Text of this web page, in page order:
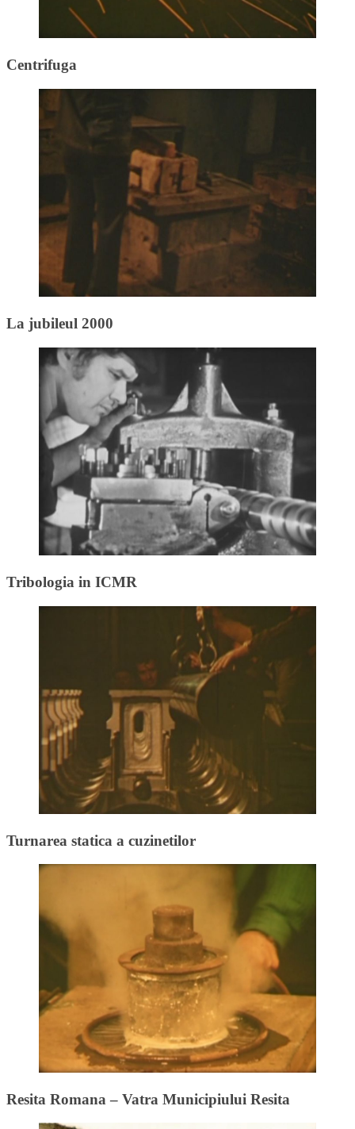
Centrifuga
La jubileul 2000
Tribologia in ICMR
Turnarea statica a cuzinetilor
Resita Romana – Vatra Municipiului Resita